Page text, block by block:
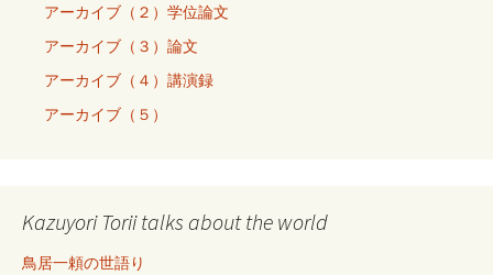
アーカイブ（２）学位論文
アーカイブ（３）論文
アーカイブ（４）講演録
アーカイブ（５）
Kazuyori Torii talks about the world
鳥居一頼の世語り